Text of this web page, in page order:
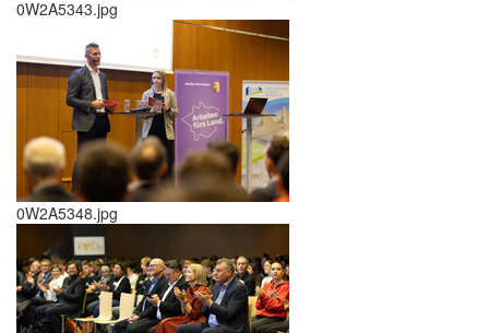
0W2A5343.jpg
0W2A5348.jpg